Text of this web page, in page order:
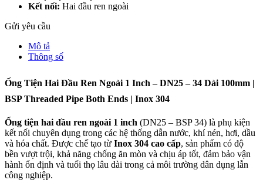
Kết nối: Hai đầu ren ngoài
Gửi yêu cầu
Mô tả
Thông số
Ống Tiện Hai Đầu Ren Ngoài 1 Inch – DN25 – 34 Dài 100mm |
BSP Threaded Pipe Both Ends | Inox 304
Ống tiện hai đầu ren ngoài 1 inch (DN25 – BSP 34) là phụ kiện
kết nối chuyên dụng trong các hệ thống dẫn nước, khí nén, hơi, dầu
và hóa chất. Được chế tạo từ Inox 304 cao cấp, sản phẩm có độ
bền vượt trội, khả năng chống ăn mòn và chịu áp tốt, đảm bảo vận
hành ổn định và tuổi thọ lâu dài trong cả môi trường dân dụng lẫn
công nghiệp.